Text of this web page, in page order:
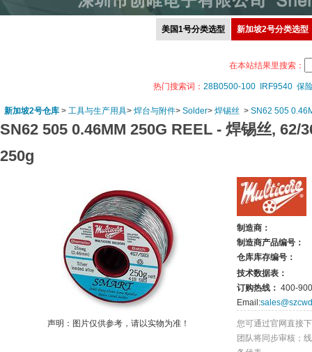
美国1号分类选型 新加坡2号分类选型
在本站结果里搜索：
热门搜索词： 28B0500-100 IRF9540 保
新加坡2号仓库 > 工具与生产用具> 焊台与附件> Solder> 焊锡丝 > SN62 505
SN62 505 0.46MM 250G REEL - 焊锡丝, 62/
250g
声明：图片仅供参考，请以实物为准！
制造商：
制造商产品编号：
仓库库存编号：
技术数据表：
订购热线： 400-
Email:
您可通过官网直接
团队将同步审核；